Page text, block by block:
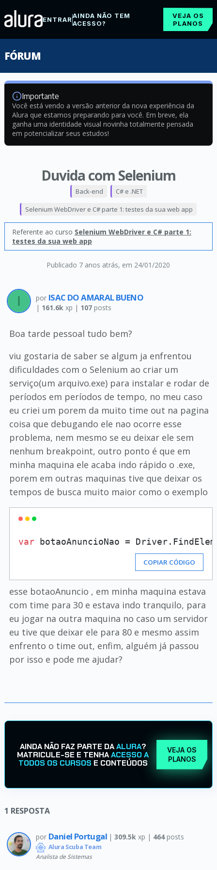
ENTRARAINDA NÃO TEM
ACESSO?
VEJA OS
PLANOS
FÓRUM
Importante
Você está vendo a versão anterior da nova experiência da
Alura que estamos preparando para você. Em breve, ela
ganha uma identidade visual novinha totalmente pensada
em potencializar seus estudos!
Duvida com Selenium
Publicado 7 anos atrás, em 24/01/2020
Back-end C# e .NET
Selenium WebDriver e C# parte 1: testes da sua web app
Referente ao curso Selenium WebDriver e C# parte 1:
testes da sua web app
por ISAC DO AMARAL BUENO
| 161.6kxp | 107posts
Boa tarde pessoal tudo bem?
viu gostaria de saber se algum ja enfrentou
dificuldades com o Selenium ao criar um
serviço(um arquivo.exe) para instalar e rodar de
períodos em períodos de tempo, no meu caso
eu criei um porem da muito time out na pagina
coisa que debugando ele nao ocorre esse
problema, nem mesmo se eu deixar ele sem
nenhum breakpoint, outro ponto é que em
minha maquina ele acaba indo rápido o .exe,
porem em outras maquinas tive que deixar os
tempos de busca muito maior como o exemplo
var botaoAnuncioNao =
COPIAR CÓDIGO
esse botaoAnuncio , em minha maquina estava
com time para 30 e estava indo tranquilo, para
eu jogar na outra maquina no caso um servidor
eu tive que deixar ele para 80 e mesmo assim
enfrento o time out, enfim, alguém já passou
por isso e pode me ajudar?
AINDA NÃO FAZ PARTE DAALURA?
MATRICULE-SE E TENHAACESSO A
TODOS OS CURSOS E CONTEÚDOS
VEJA OS
PLANOS
1 RESPOSTA
por Daniel Portugal |309.5k xp | 464posts
Alura Scuba Team
Analista de Sistemas